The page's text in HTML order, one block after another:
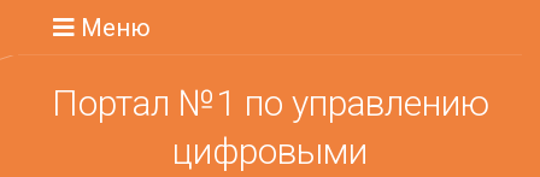
Меню
Портал №1 по управлению
цифровыми